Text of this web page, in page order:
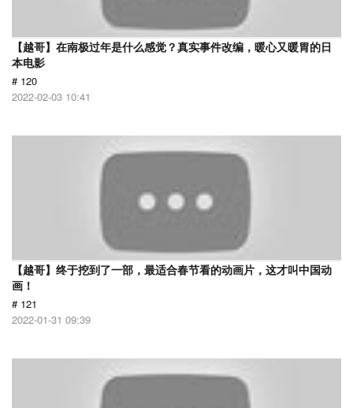
【越哥】在南极过年是什么感觉？真实事件改编，暖心又暖胃的日
本电影
# 120
2022-02-03 10:41
【越哥】终于挖到了一部，最适合春节看的动画片，这才叫中国动
画！
# 121
2022-01-31 09:39